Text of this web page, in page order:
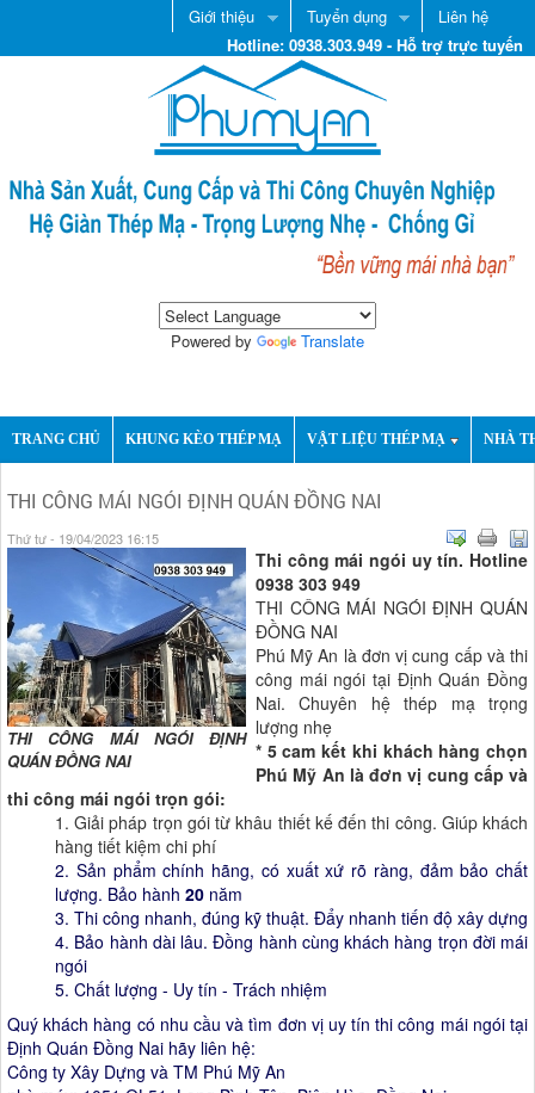
Giới thiệu Tuyển dụng
Liên hệ
Hotline: 0938.303.949 - Hỗ trợ trực tuyến
Powered by Translate
TRANG CHỦ KHUNG KÈO THÉP MẠ VẬT LIỆU THÉP MẠ NHÀ
THI CÔNG MÁI NGÓI ĐỊNH QUÁN ĐỒNG NAI
Thứ tư - 19/04/2023 16:15
THI CÔNG MÁI NGÓI ĐỊNH
QUÁN ĐỒNG NAI
Thi công mái ngói uy tín. Hotline
0938 303 949
THI CÔNG MÁI NGÓI ĐỊNH QUÁN
ĐỒNG NAI
Phú Mỹ An là đơn vị cung cấp và thi
công mái ngói tại Định Quán Đồng
Nai. Chuyên hệ thép mạ trọng
lượng nhẹ
* 5 cam kết khi khách hàng chọn
Phú Mỹ An là đơn vị cung cấp và
thi công mái ngói trọn gói:
1. Giải pháp trọn gói từ khâu thiết kế đến thi công. Giúp khách
hàng tiết kiệm chi phí
2. Sản phẩm chính hãng, có xuất xứ rõ ràng, đảm bảo chất
lượng. Bảo hành 20 năm
3. Thi công nhanh, đúng kỹ thuật. Đẩy nhanh tiến độ xây dựng
4. Bảo hành dài lâu. Đồng hành cùng khách hàng trọn đời mái
ngói
5. Chất lượng - Uy tín - Trách nhiệm
Quý khách hàng có nhu cầu và tìm đơn vị uy tín thi công mái ngói tại
Định Quán Đồng Nai hãy liên hệ:
Công ty Xây Dựng và TM Phú Mỹ An